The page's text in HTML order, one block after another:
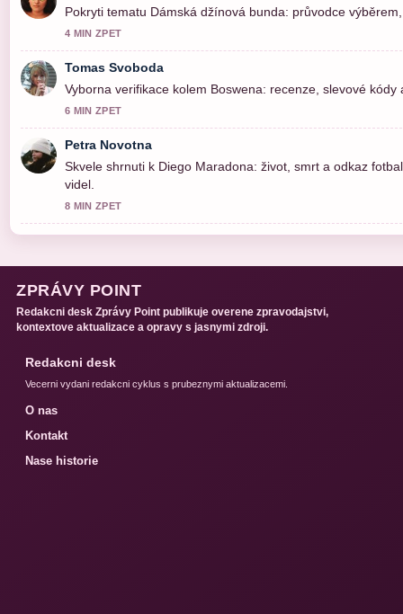
Pokryti tematu Dámská džínová bunda: průvodce
4 MIN ZPET
Tomas Svoboda
Vyborna verifikace kolem Boswena: recenze, slevové
6 MIN ZPET
Petra Novotna
Skvele shrnuti k Diego Maradona: život, smrt a odkaz
videl.
8 MIN ZPET
ZPRÁVY POINT
Redakcni desk Zprávy Point publikuje overene zpravodajstvi,
kontextove aktualizace a opravy s jasnymi zdroji.
Redakcni desk
Vecerni vydani redakcni cyklus s prubeznymi aktualizacemi.
O nas
Kontakt
Nase historie